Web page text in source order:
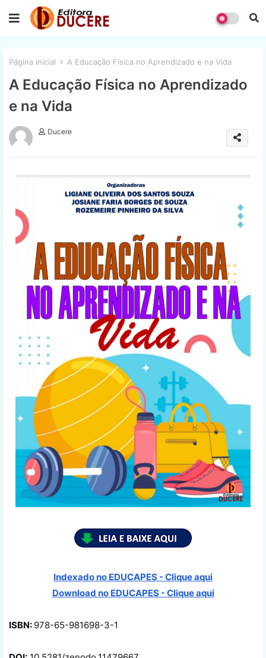
Página inicial A Educação Física no Aprendizado e na Vida
A Educação Física no Aprendizado
e na Vida
Ducere
Indexado no EDUCAPES - Clique aqui
Download no EDUCAPES - Clique aqui
ISBN: 978-65-981698-3-1